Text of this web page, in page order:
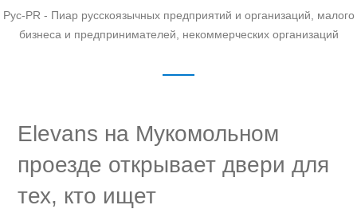
Рус-PR - Пиар русскоязычных предприятий и организаций, малого
бизнеса и предпринимателей, некоммерческих организаций
Elevans на Мукомольном
проезде открывает двери для
тех, кто ищет